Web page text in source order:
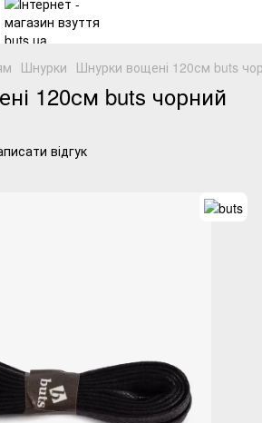
Шнурки Шнурки вощені 120см buts
120см buts чорний
відгук